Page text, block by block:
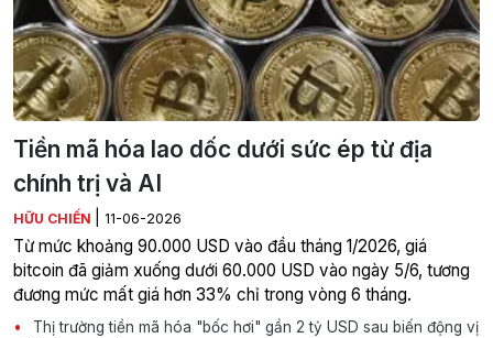
Tiền mã hóa lao dốc dưới sức ép từ địa
chính trị và AI
HỮU CHIẾN 11-06-2026
Từ mức khoảng 90.000 USD vào đầu tháng 1/2026, giá
bitcoin đã giảm xuống dưới 60.000 USD vào ngày 5/6, tương
đương mức mất giá hơn 33% chỉ trong vòng 6 tháng.
Thị trường tiền mã hóa "bốc hơi" gần 2 tỷ USD sau biến động vị